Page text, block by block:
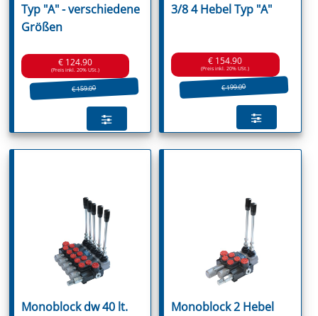
Typ "A" - verschiedene
Größen
€ 124.90
(Preis inkl. 20% USt.)
€ 159.00
3/8 4 Hebel Typ "A"
€ 154.90
(Preis inkl. 20% USt.)
€ 199.00
Monoblock dw 40 lt.
Monoblock 2 Hebel